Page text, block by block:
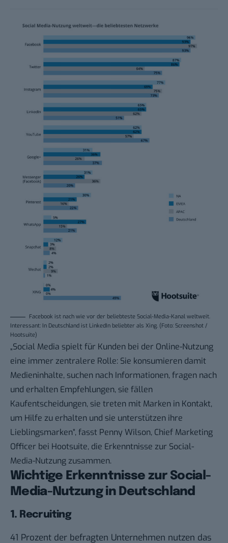
Facebook ist nach wie vor der beliebteste Social-Media-Kanal weltweit.
Interessant: In Deutschland ist LinkedIn beliebter als Xing. (Foto: Screenshot /
Hootsuite)
„Social Media spielt für Kunden bei der Online-Nutzung
eine immer zentralere Rolle: Sie konsumieren damit
Medieninhalte, suchen nach Informationen, fragen nach
und erhalten Empfehlungen, sie fällen
Kaufentscheidungen, sie treten mit Marken in Kontakt,
um Hilfe zu erhalten und sie unterstützen ihre
Lieblingsmarken“, fasst Penny Wilson, Chief Marketing
Officer bei Hootsuite, die Erkenntnisse zur Social-
Media-Nutzung zusammen.
Wichtige Erkenntnisse zur Social-
Media-Nutzung in Deutschland
1. Recruiting
41 Prozent der befragten Unternehmen nutzen das